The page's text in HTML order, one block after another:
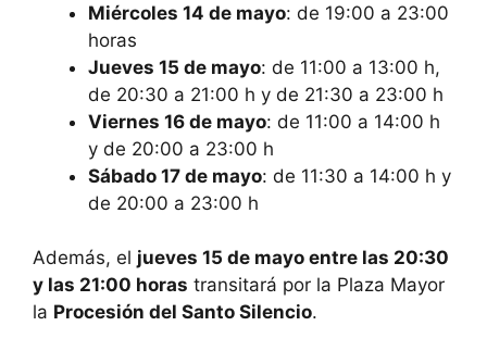
Miércoles 14 de mayo: de 19:00 a 23:00
horas
Jueves 15 de mayo: de 11:00 a 13:00 h,
de 20:30 a 21:00 h y de 21:30 a 23:00 h
Viernes 16 de mayo: de 11:00 a 14:00 h
y de 20:00 a 23:00 h
Sábado 17 de mayo: de 11:30 a 14:00 h y
de 20:00 a 23:00 h
Además, el jueves 15 de mayo entre las 20:30
y las 21:00 horas transitará por la Plaza Mayor
la Procesión del Santo Silencio.